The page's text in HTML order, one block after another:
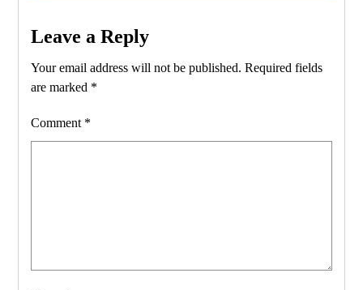
Leave a Reply
Your email address will not be published. Required fields
are marked *
Comment *